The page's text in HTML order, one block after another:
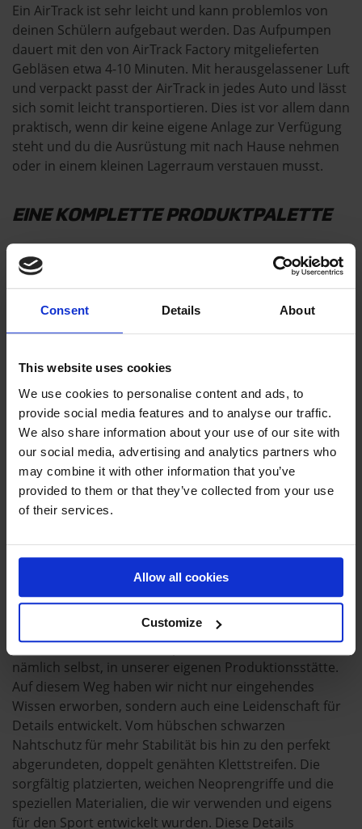
Consent Details About
This website uses cookies
We use cookies to personalise content and ads, to
provide social media features and to analyse our traffic.
We also share information about your use of our site with
our social media, advertising and analytics partners who
may combine it with other information that you’ve
provided to them or that they’ve collected from your use
of their services.
Allow all cookies
Customize
Ein AirTrack ist sehr leicht und kann problemlos von
deinen Schülern aufgebaut werden. Das Aufpumpen
dauert mit den von AirTrack Factory mitgelieferten
Gebläsen etwa 4-10 Minuten. Mit herausgelassener Luft
und verpackt passt der AirTrack in jedes Auto und lässt
sich somit leicht transportieren. Dies ist vor allem dann
praktisch, wenn dir keine eigene Anlage zur Verfügung
steht und du die Ausrüstung mit nach Hause nehmen
oder in einem kleinen Lagerraum verstauen musst.
EINE KOMPLETTE PRODUKTPALETTE
Mit dem AirTrack hat damals alles für uns angefangen,
aber wir haben nicht still gestanden. Wir haben eine
ganze Produktpalette mit weichen und aufblasbaren
Geräten entwickelt, die durch die vielen der bereits
oben genannten Argumente bestechen. Einige der
werden als eigenständige Elemente verwendet.
WAS MACHT UNSERE AIRTRACKS SO
BESONDERS?
Wir haben sozusagen Pionierarbeit geleistet, wenn es
um die AirTracks geht. Wir haben alles miterlebt, was
bei den verschiedenen Materialtypen oder
die Kunst, sie herzustellen, perfektioniert. Mit über 30
Jahren Erfahrung sind wir heute ein Experte für
Im vorigen Absatz verbirgt sich auch etwas, das
offensichtlich scheint, aber mittlerweile nicht mehr
selbstverständlich ist. Wir produzieren die AirTracks
nämlich selbst, in unserer eigenen Produktionsstätte.
Auf diesem Weg haben wir nicht nur eingehendes
Wissen erworben, sondern auch eine Leidenschaft für
Details entwickelt. Vom hübschen schwarzen
Nahtschutz für mehr Stabilität bis hin zu den perfekt
abgerundeten, doppelt genähten Klettstreifen. Die
sorgfältig platzierten, weichen Neoprengriffe und die
speziellen Materialien, die wir verwenden und eigens
für den Sport entwickelt wurden. Diese Details